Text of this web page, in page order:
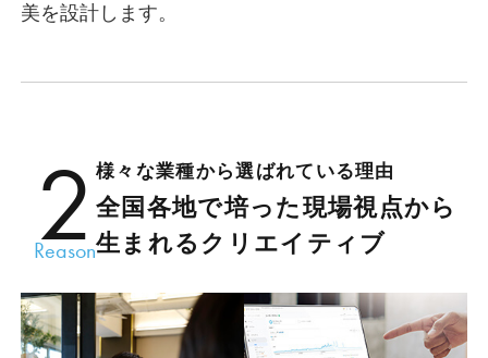
美を設計します。
Reason
2 様々な業種から選ばれている理由
全国各地で培った現場視点から
生まれるクリエイティブ